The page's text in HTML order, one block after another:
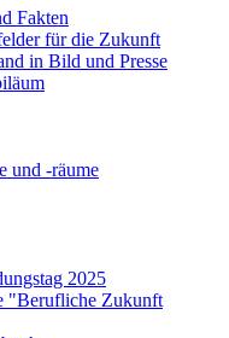
Fakten
für die Zukunft
in Bild und Presse
und -räume
2025
"Berufliche Zukunft